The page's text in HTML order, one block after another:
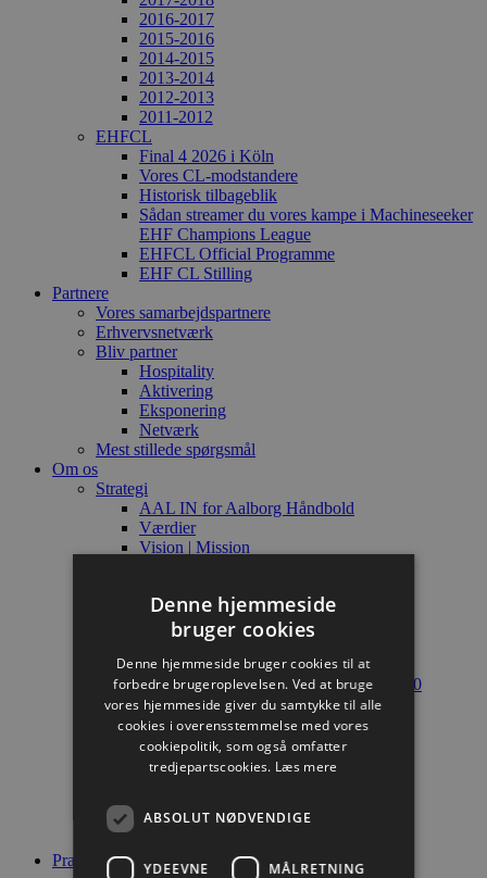
2016-2017
2015-2016
2014-2015
2013-2014
2012-2013
2011-2012
EHFCL
Final 4 2026 i Köln
Vores CL-modstandere
Historisk tilbageblik
Sådan streamer du vores kampe i Machineseeker
EHF Champions League
EHFCL Official Programme
EHF CL Stilling
Partnere
Vores samarbejdspartnere
Erhvervsnetværk
Bliv partner
Hospitality
Aktivering
Eksponering
Netværk
Mest stillede spørgsmål
Om os
Strategi
AAL IN for Aalborg Håndbold
Værdier
Vision | Mission
Personer
Aktiviteter
A-landsholdsspillere
Club 200, Club 300, Club 400, Club 500
Hall of fame
Æresmedlemmer
Nummerfredning
Årets fan
Magasiner
Praktisk
Denne hjemmeside
bruger cookies
Denne hjemmeside bruger cookies til at
forbedre brugeroplevelsen. Ved at bruge
vores hjemmeside giver du samtykke til alle
cookies i overensstemmelse med vores
cookiepolitik, som også omfatter
tredjepartscookies. Læs mere
ABSOLUT NØDVENDIGE
YDEEVNE MÅLRETNING